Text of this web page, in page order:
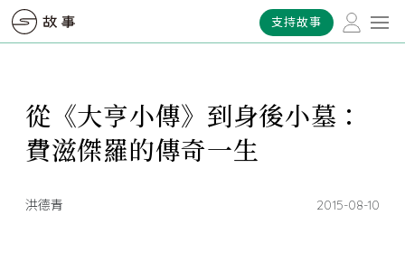
支持故事
從《大亨小傳》到身後小墓：
費滋傑羅的傳奇一生
洪德青 2015-08-10